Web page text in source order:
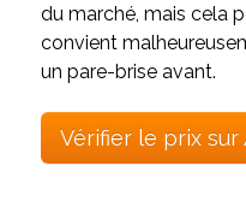
du marché, mais cela
convient
un pare-brise avant.
Vérifier le prix sur